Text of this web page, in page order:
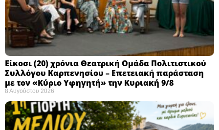
Eίκοσι (20) χρόνια Θεατρική Ομάδα Πολιτιστικού
Συλλόγου Καρπενησίου – Επετειακή παράσταση
με τον «Κύριο Υφηγητή» την Κυριακή 9/8
8 Αυγούστου 2026